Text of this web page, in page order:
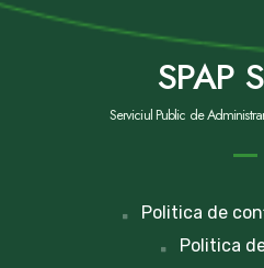
SPAP
Serviciul Public de
Politica de
Politica